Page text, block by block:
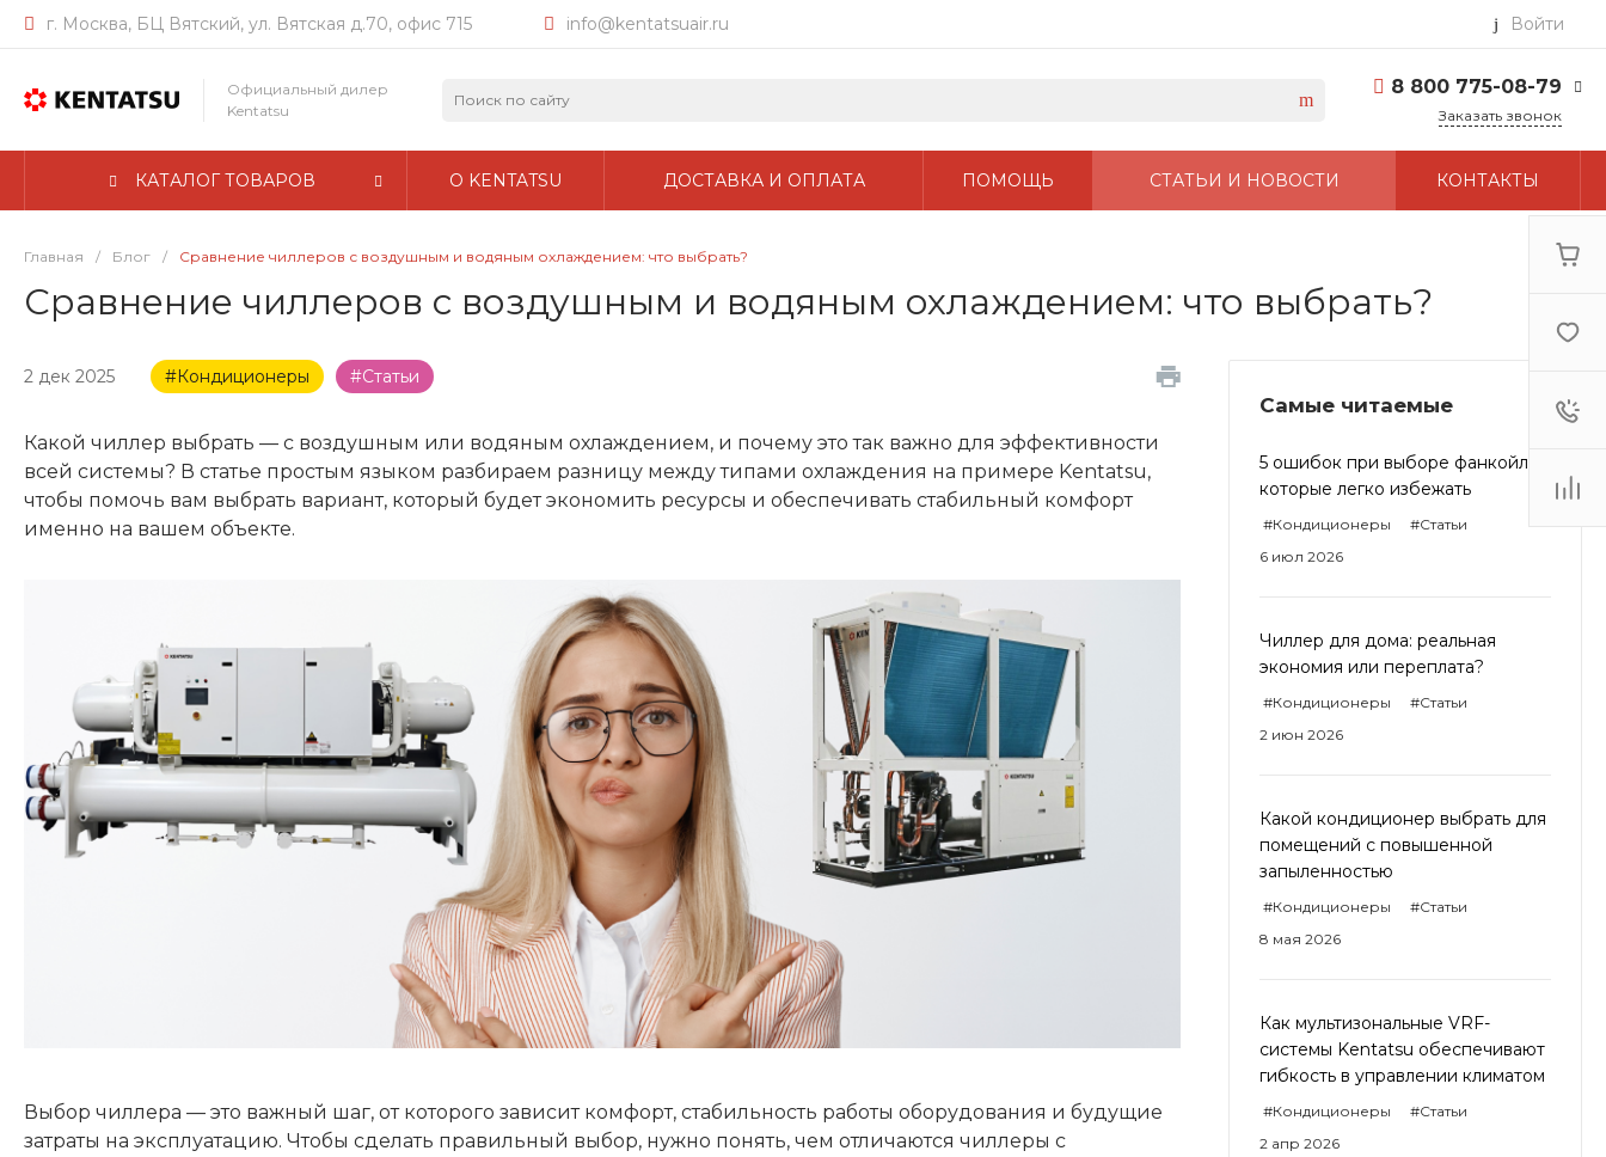
г. Москва, БЦ Вятский, ул. Вятская д.70, офис 715 info@kentatsuair.ru Войти
Официальный дилер
Kentatsu
8 800 775-08-79
г. Москва, БЦ Вятский,
Заказать звонок
КАТАЛОГ ТОВАРОВ О KENTATSU ДОСТАВКА И ОПЛАТА ПОМОЩЬ СТАТЬИ И НОВОСТИ КОНТАКТЫ
Главная / Блог / Сравнение чиллеров с воздушным и водяным охлаждением: что выбрать?
Сравнение чиллеров с воздушным и водяным охлаждением: что выбрать?
Самые читаемые
5 ошибок при выборе фанкойла,
которые легко избежать
#Кондиционеры
#Статьи
6 июл 2026
Чиллер для дома: реальная
экономия или переплата?
#Кондиционеры
#Статьи
2 июн 2026
Какой кондиционер выбрать для
помещений с повышенной
запыленностью
#Кондиционеры
#Статьи
8 мая 2026
Как мультизональные VRF-
системы Kentatsu обеспечивают
гибкость в управлении климатом
#Кондиционеры
#Статьи
2 апр 2026
2 дек 2025 #Кондиционеры #Статьи
Какой чиллер выбрать — с воздушным или водяным охлаждением, и почему это так важно для эффективности
всей системы? В статье простым языком разбираем разницу между типами охлаждения на примере Kentatsu,
чтобы помочь вам выбрать вариант, который будет экономить ресурсы и обеспечивать стабильный комфорт
именно на вашем объекте.
Выбор чиллера — это важный шаг, от которого зависит комфорт, стабильность работы оборудования и будущие
затраты на эксплуатацию. Чтобы сделать правильный выбор, нужно понять, чем отличаются чиллеры с